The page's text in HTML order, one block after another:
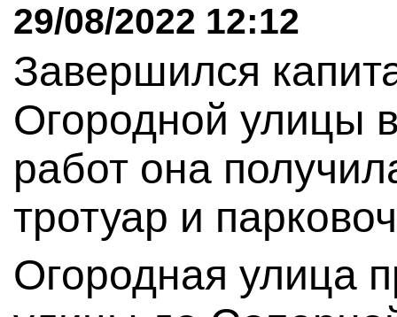
29/08/2022 12:12
Завершился
Огородной улицы
работ она
тротуар и
Огородная улица